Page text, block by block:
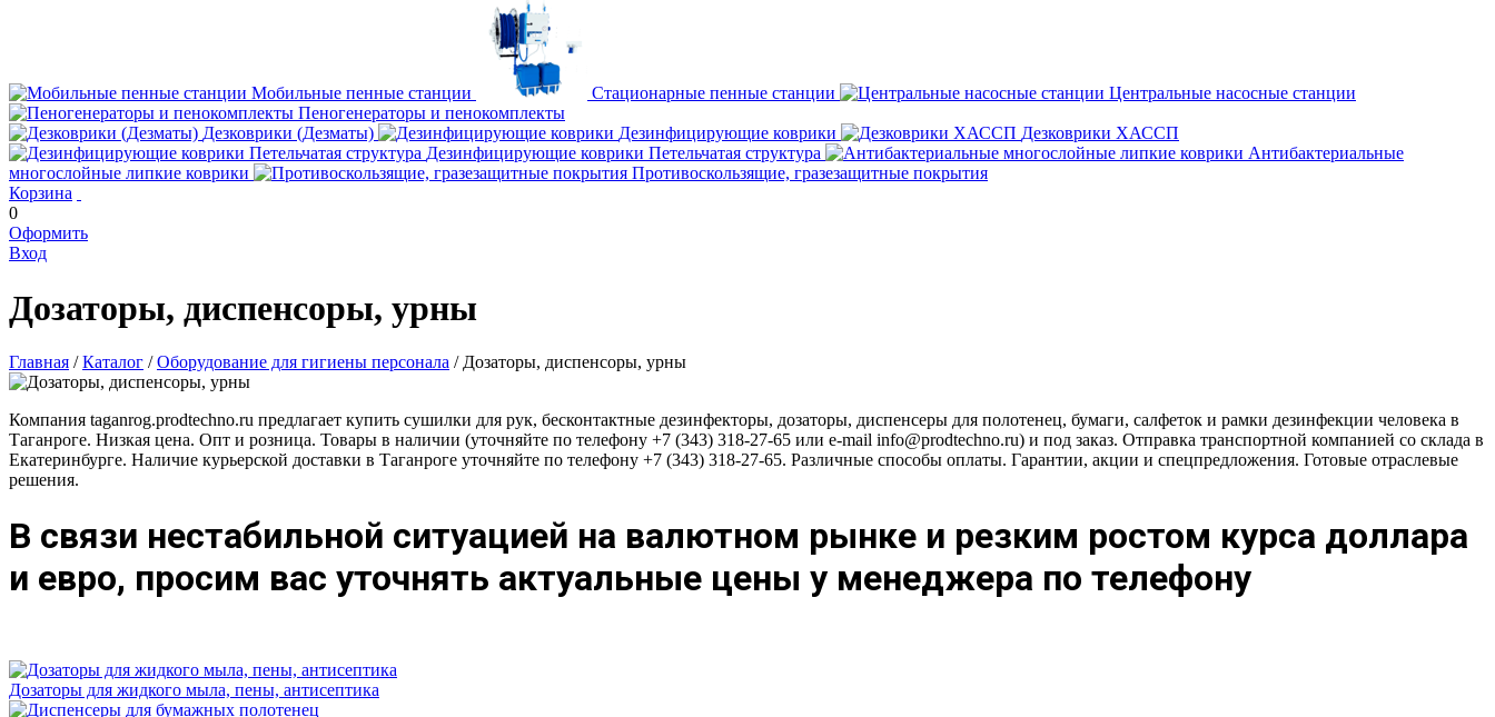
Мобильные пенные станции Стационарные пенные станции
Центральные насосные станции
Пеногенераторы и пенокомплекты
Дезковрики (Дезматы)
Дезинфицирующие коврики
Дезковрики ХАССП
Дезинфицирующие коврики Петельчатая структура
Антибактериальные
многослойные липкие коврики
Противоскользящие, гразезащитные покрытия
Корзина
0
Оформить
Вход
Дозаторы, диспенсоры, урны
Главная / Каталог / Оборудование для гигиены персонала / Дозаторы, диспенсоры, урны
Компания taganrog.prodtechno.ru предлагает купить сушилки для рук, бесконтактные дезинфекторы, дозаторы, диспенсеры для полотенец, бумаги, салфеток и рамки дезинфекции человека в
Таганроге. Низкая цена. Опт и розница. Товары в наличии (уточняйте по телефону +7 (343) 318-27-65 или e-mail info@prodtechno.ru) и под заказ. Отправка транспортной компанией со склада в
Екатеринбурге. Наличие курьерской доставки в Таганроге уточняйте по телефону +7 (343) 318-27-65. Различные способы оплаты. Гарантии, акции и спецпредложения. Готовые отраслевые
решения.
В связи нестабильной ситуацией на валютном рынке и резким ростом курса доллара
и евро, просим вас уточнять актуальные цены у менеджера по телефону
Дозаторы для жидкого мыла, пены, антисептика